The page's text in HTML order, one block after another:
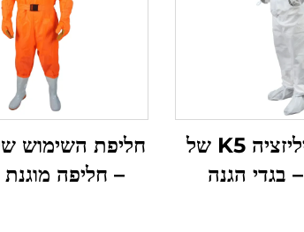
חליפת סטריליזציה K5 של
Iboate – בגדי הגנה
– חליפה